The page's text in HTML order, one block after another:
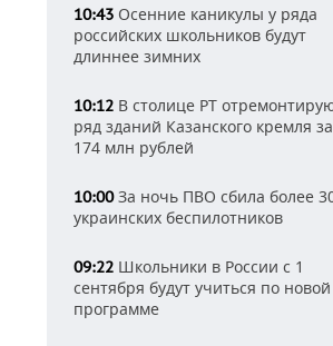
10:43 Осенние каникулы у ряда
российских школьников будут
длиннее зимних
10:12 В столице РТ
ряд зданий Казанского кремля за
174 млн рублей
10:00За ночь ПВО сбила более
украинских беспилотников
09:22 Школьники в России с 1
сентября будут учиться по новой
программе